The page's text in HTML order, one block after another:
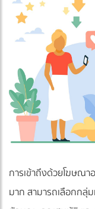
การเข้าถึงด้วยโฆษณา
มาก สามารถเลือกกลุ่